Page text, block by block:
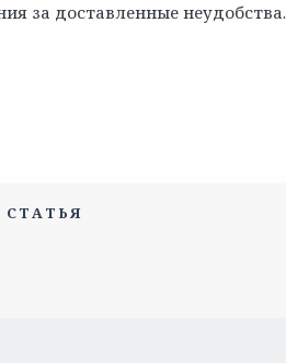
за доставленные неудобства.